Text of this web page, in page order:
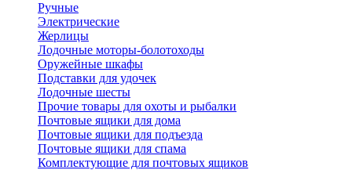
Ручные
Электрические
Жерлицы
Лодочные моторы-болотоходы
Оружейные шкафы
Подставки для удочек
Лодочные шесты
Прочие товары для охоты и рыбалки
Почтовые ящики для дома
Почтовые ящики для подъезда
Почтовые ящики для спама
Комплектующие для почтовых ящиков